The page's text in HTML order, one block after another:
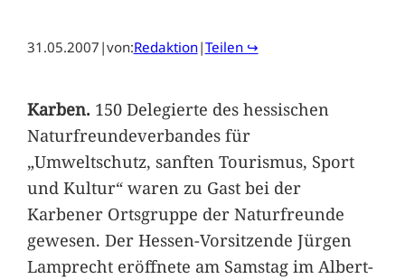
31.05.2007 |von:Redaktion|Teilen ↪
Karben.150 Delegierte des hessischen
Naturfreundeverbandes für
„Umweltschutz, sanften Tourismus, Sport
und Kultur“ waren zu Gast bei der
Karbener Ortsgruppe der Naturfreunde
gewesen. Der Hessen-Vorsitzende Jürgen
Lamprecht eröffnete am Samstag im Albert-